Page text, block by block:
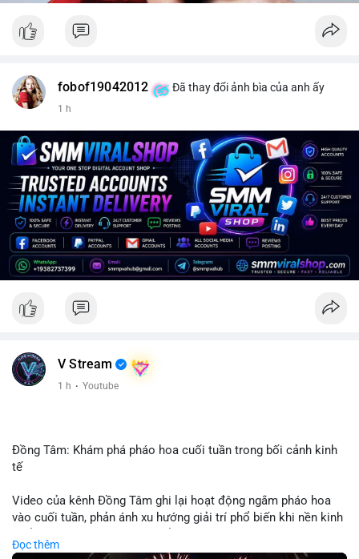
fobof19042012 Đã thay đổi ảnh bìa của anh ấy
1 h
V Stream
1 h · Youtube
Đồng Tâm: Khám phá pháo hoa cuối tuần trong bối cảnh kinh
tế
Video của kênh Đồng Tâm ghi lại hoạt động ngắm pháo hoa
vào cuối tuần, phản ánh xu hướng giải trí phổ biến khi nền kinh
trải nghiệm hơn là đầu tư vào tài sản vật chất. Trong bối cảnh
Đọc thêm